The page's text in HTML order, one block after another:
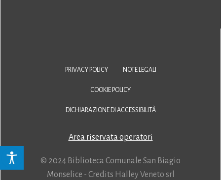
PRIVACY POLICY NOTE LEGALI
COOKIE POLICY
DICHIARAZIONE DI ACCESSIBILITÀ
Area riservata operatori
© 2024 Biblioteca Comunale San Biagio
Monselice - Credits Halley Veneto srl